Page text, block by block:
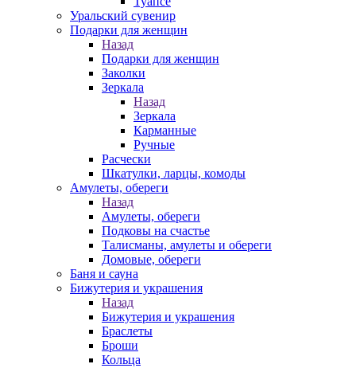
Уральский сувенир
Подарки для женщин
Назад
Подарки для женщин
Заколки
Зеркала
Назад
Зеркала
Карманные
Ручные
Расчески
Шкатулки, ларцы, комоды
Амулеты, обереги
Назад
Амулеты, обереги
Подковы на счастье
Талисманы, амулеты и обереги
Домовые, обереги
Баня и сауна
Бижутерия и украшения
Назад
Бижутерия и украшения
Браслеты
Броши
Кольца